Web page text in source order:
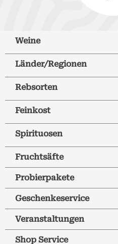
Weine
Länder/Regionen
Rebsorten
Feinkost
Spirituosen
Fruchtsäfte
Probierpakete
Geschenkeservice
Veranstaltungen
Shop Service